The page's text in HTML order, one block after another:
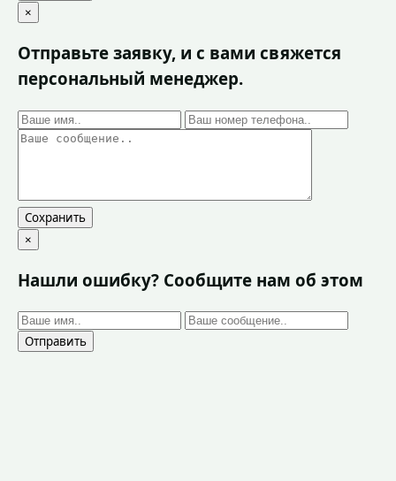
×
Отправьте заявку, и с вами свяжется
персональный менеджер.
Сохранить
×
Нашли ошибку? Сообщите нам об этом
Отправить